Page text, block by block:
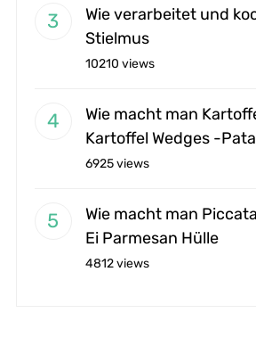
Wie verarbeitet und
Stielmus
10210 views
Wie macht man
Kartoffel Wedges -
6925 views
Wie macht man
Ei Parmesan Hülle
4812 views